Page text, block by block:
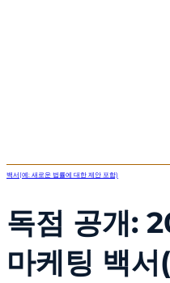
백서(예: 새로운 법률에 대한 제안 포함)
독점 공개:
마케팅 백